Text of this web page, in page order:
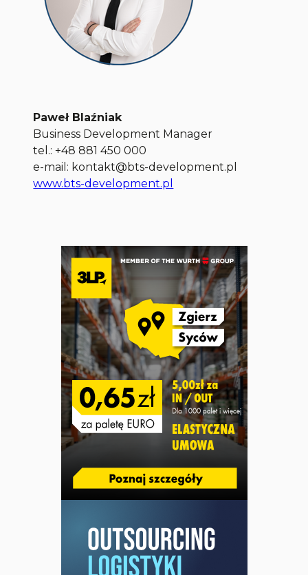
Paweł Blaźniak
Business Development Manager
tel.: +48 881 450 000
e-mail: kontakt@bts-development.pl
www.bts-development.pl